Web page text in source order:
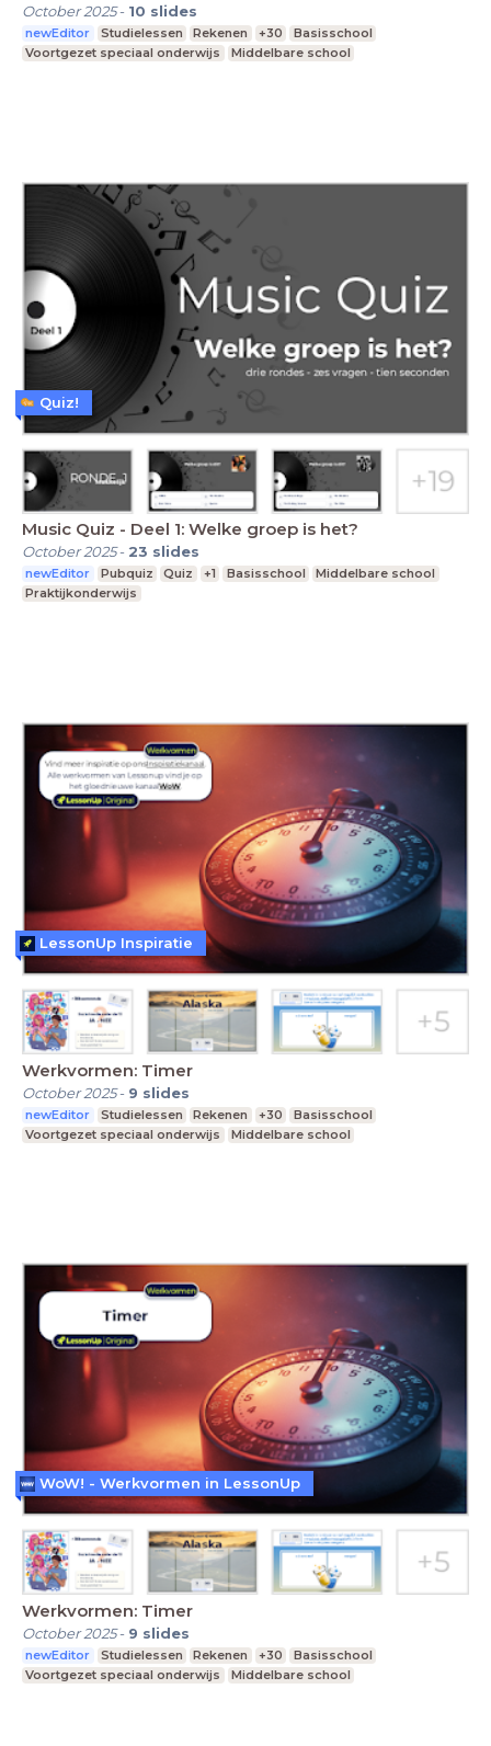
October 2025- 10 slides
newEditor Studielessen Rekenen +30
Basisschool
Voortgezet speciaal onderwijs
Middelbare school
Music Quiz - Deel 1: Welke groep is het?
October 2025- 23 slides
newEditor Pubquiz Quiz +1 Basisschool
Middelbare school
Praktijkonderwijs
Quiz!
Werkvormen: Timer
October 2025- 9 slides
newEditor Studielessen Rekenen +30
Basisschool
Voortgezet speciaal onderwijs
Middelbare school
LessonUp Inspiratie
Werkvormen: Timer
October 2025- 9 slides
newEditor Studielessen Rekenen +30
Basisschool
Voortgezet speciaal onderwijs
Middelbare school
WoW! - Werkvormen in LessonUp